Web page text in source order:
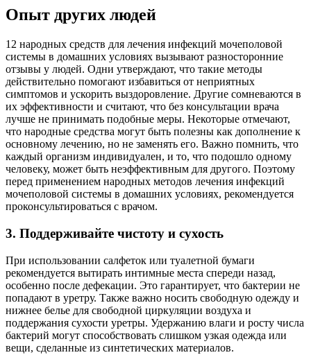
Опыт других людей
12 народных средств для лечения инфекций мочеполовой
системы в домашних условиях вызывают разносторонние
отзывы у людей. Одни утверждают, что такие методы
действительно помогают избавиться от неприятных
симптомов и ускорить выздоровление. Другие сомневаются в
их эффективности и считают, что без консультации врача
лучше не принимать подобные меры. Некоторые отмечают,
что народные средства могут быть полезны как дополнение к
основному лечению, но не заменять его. Важно помнить, что
каждый организм индивидуален, и то, что подошло одному
человеку, может быть неэффективным для другого. Поэтому
перед применением народных методов лечения инфекций
мочеполовой системы в домашних условиях, рекомендуется
проконсультироваться с врачом.
3. Поддерживайте чистоту и сухость
При использовании салфеток или туалетной бумаги
рекомендуется вытирать интимные места спереди назад,
особенно после дефекации. Это гарантирует, что бактерии не
попадают в уретру. Также важно носить свободную одежду и
нижнее белье для свободной циркуляции воздуха и
поддержания сухости уретры. Удержанию влаги и росту числа
бактерий могут способствовать слишком узкая одежда или
вещи, сделанные из синтетических материалов.